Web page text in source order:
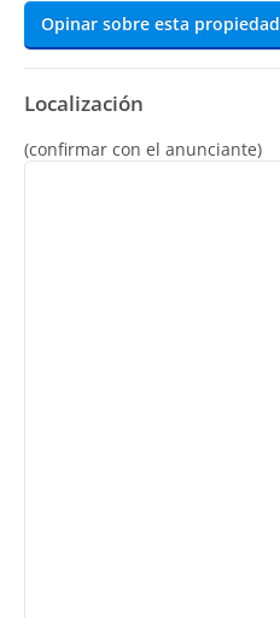
Opinar sobre esta propiedad
Localización
(confirmar con el anunciante)